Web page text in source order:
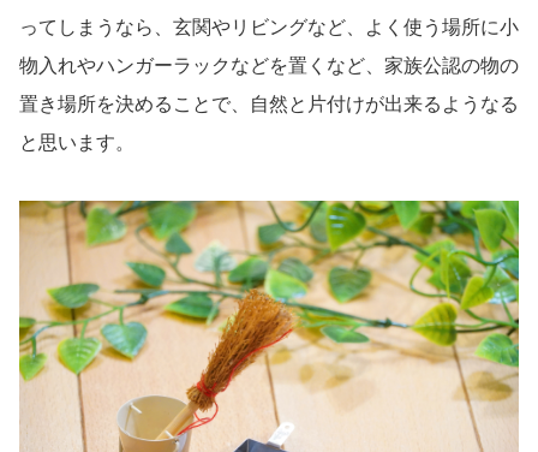
ってしまうなら、玄関やリビングなど、よく使う場所に小
物入れやハンガーラックなどを置くなど、家族公認の物の
置き場所を決めることで、自然と片付けが出来るようなる
と思います。